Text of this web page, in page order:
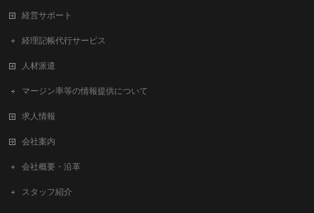
経営サポート
経理記帳代行サービス
人材派遣
マージン率等の情報提供について
求人情報
会社案内
会社概要・沿革
スタッフ紹介